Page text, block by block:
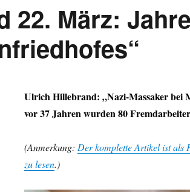
22. März:
Ulrich Hillebrand: „Nazi-Massaker bei
vor 37 Jahren wurden 80
(Anmerkung: Der komplette Artikel ist als
zu lesen.)